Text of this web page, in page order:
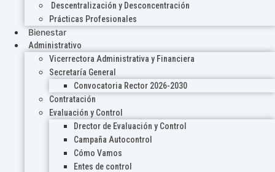
Descentralización y Desconcentración
Prácticas Profesionales
Bienestar
Administrativo
Vicerrectora Administrativa y Financiera
Secretaría General
Convocatoria Rector 2026-2030
Contratación
Evaluación y Control
Drector de Evaluación y Control
Campaña Autocontrol
Cómo Vamos
Entes de control